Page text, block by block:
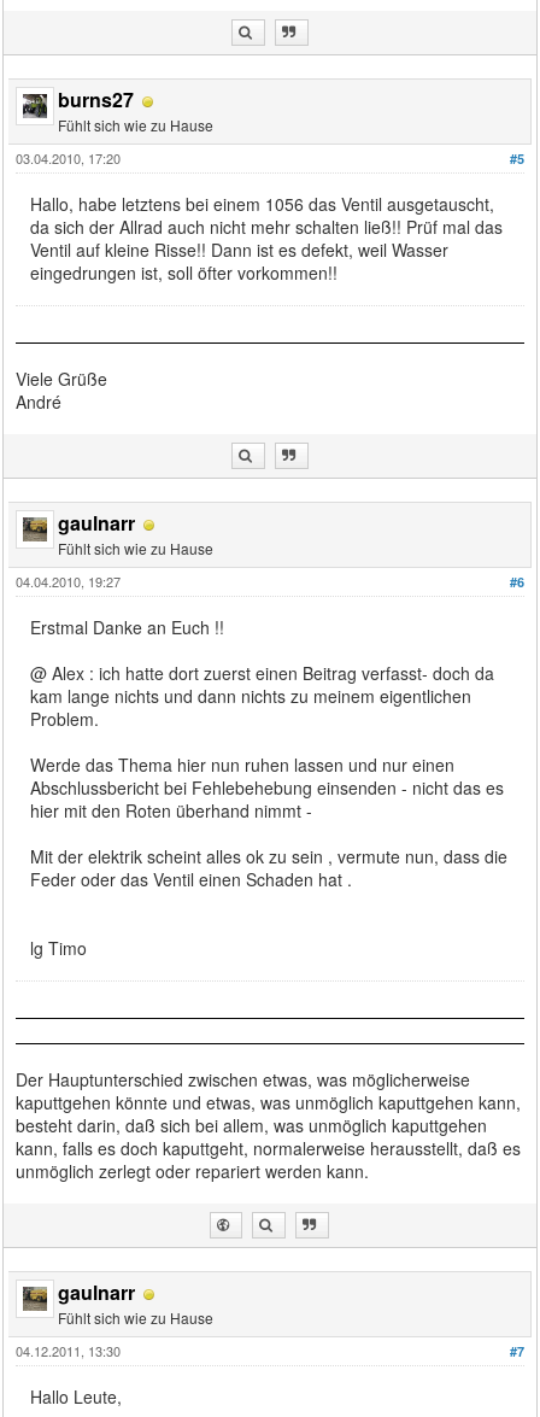
burns27
Fühlt sich wie zu Hause
#5
03.04.2010, 17:20
Hallo, habe letztens bei einem 1056 das Ventil ausgetauscht,
da sich der Allrad auch nicht mehr schalten ließ!! Prüf mal das
Ventil auf kleine Risse!! Dann ist es defekt, weil Wasser
eingedrungen ist, soll öfter vorkommen!!
Viele Grüße
André
gaulnarr
Fühlt sich wie zu Hause
#6
04.04.2010, 19:27
Erstmal Danke an Euch !!
@ Alex : ich hatte dort zuerst einen Beitrag verfasst- doch da
kam lange nichts und dann nichts zu meinem eigentlichen
Problem.
Werde das Thema hier nun ruhen lassen und nur einen
Abschlussbericht bei Fehlebehebung einsenden - nicht das es
hier mit den Roten überhand nimmt -
Mit der elektrik scheint alles ok zu sein , vermute nun, dass die
Feder oder das Ventil einen Schaden hat .
lg Timo
Der Hauptunterschied zwischen etwas, was möglicherweise
kaputtgehen könnte und etwas, was unmöglich kaputtgehen kann,
besteht darin, daß sich bei allem, was unmöglich kaputtgehen
kann, falls es doch kaputtgeht, normalerweise herausstellt, daß es
unmöglich zerlegt oder repariert werden kann.
gaulnarr
Fühlt sich wie zu Hause
#7
04.12.2011, 13:30
Hallo Leute,